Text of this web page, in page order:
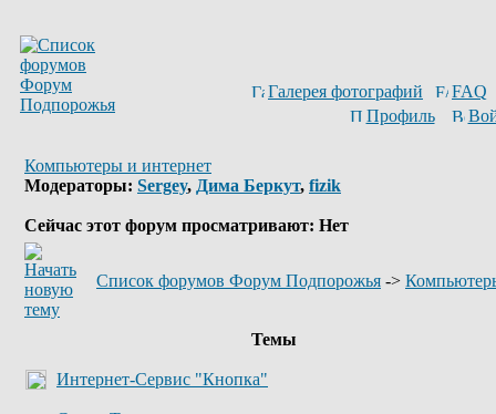
Галерея фотографий
FAQ
Профиль
Компьютеры и интернет
Модераторы: Sergey, Дима Беркут, fizik
Сейчас этот форум просматривают: Нет
Список форумов Форум Подпорожья ->
Темы
Интернет-Сервис "Кнопка"